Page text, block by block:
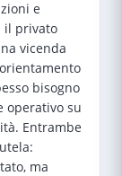
e
il privato
vicenda
bisogno
operativo su
Entrambe
ma